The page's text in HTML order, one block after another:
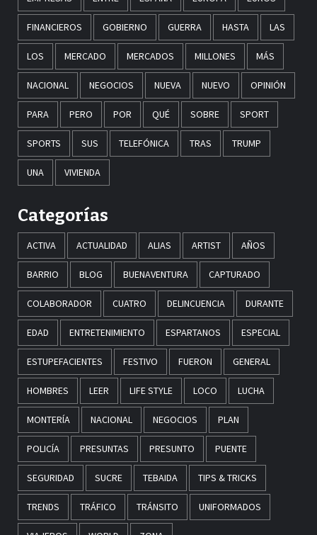
FINANCIEROS GOBIERNO GUERRA HASTA LAS
LOS MERCADO MERCADOS MILLONES MÁS
NACIONAL NEGOCIOS NUEVA NUEVO OPINIÓN
PARA PERO POR QUÉ SOBRE SPORT
SPORTS SUS TELEFÓNICA TRAS TRUMP
UNA VIVIENDA
Categorías
ACTIVA ACTUALIDAD ALIAS ARTIST AÑOS
BARRIO BLOG BUENAVENTURA CAPTURADO
COLABORADOR CUATRO DELINCUENCIA DURANTE
EDAD ENTRETENIMIENTO ESPARTANOS ESPECIAL
ESTUPEFACIENTES FESTIVO FUERON GENERAL
HOMBRES LEER LIFE STYLE LOCO LUCHA
MONTERÍA NACIONAL NEGOCIOS PLAN
POLICÍA PRESUNTAS PRESUNTO PUENTE
SEGURIDAD SUCRE TEBAIDA TIPS & TRICKS
TRENDS TRÁFICO TRÁNSITO UNIFORMADOS